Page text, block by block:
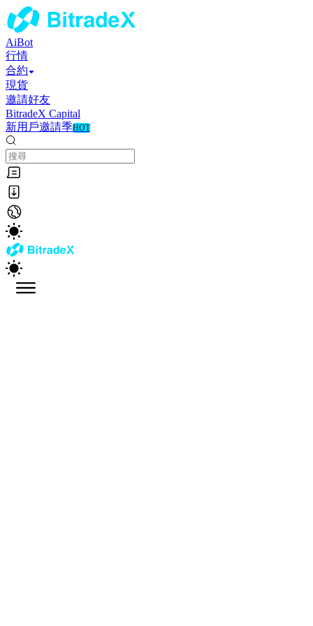
AiBot
行情
合約
現貨
邀請好友
BitradeX Capital
新用戶邀請季HOT